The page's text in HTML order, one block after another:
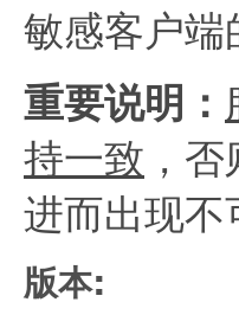
敏感客户端
重要说明：
持一致 ，
进而出现不
版本: